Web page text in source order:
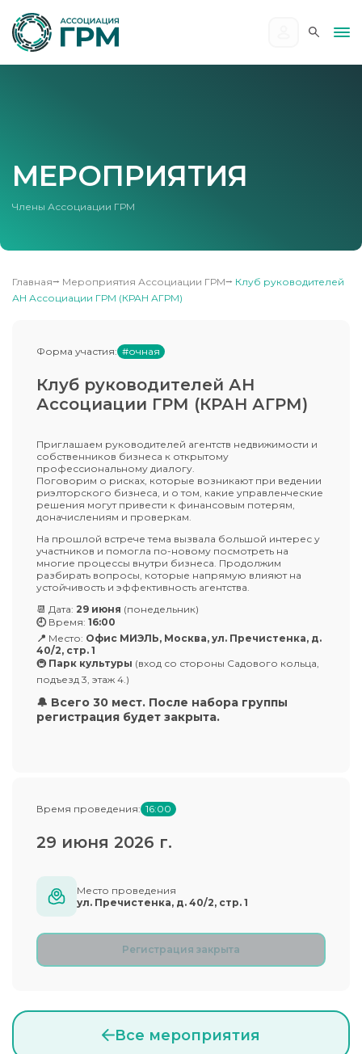
МЕРОПРИЯТИЯ
Члены Ассоциации ГРМ
Главная⭢ Мероприятия Ассоциации ГРМ⭢ Клуб руководителей
АН Ассоциации ГРМ (КРАН АГРМ)
Форма участия: #очная
Клуб руководителей АН
Ассоциации ГРМ (КРАН АГРМ)
Приглашаем руководителей агентств недвижимости и
собственников бизнеса к открытому
профессиональному диалогу.
Поговорим о рисках, которые возникают при ведении
риэлторского бизнеса, и о том, какие управленческие
решения могут привести к финансовым потерям,
доначислениям и проверкам.
На прошлой встрече тема вызвала большой интерес у
участников и помогла по-новому посмотреть на
многие процессы внутри бизнеса. Продолжим
разбирать вопросы, которые напрямую влияют на
устойчивость и эффективность агентства.
📆 Дата: 29 июня (понедельник)
🕘 Время: 16:00
📍 Место: Офис МИЭЛЬ, Москва, ул. Пречистенка, д.
40/2, стр. 1
🚇 Парк культуры (вход со стороны Садового кольца,
подъезд 3, этаж 4.)
🔔 Всего 30 мест. После набора группы
регистрация будет закрыта.
Время проведения: 16:00
29 июня 2026 г.
Место проведения
ул. Пречистенка, д. 40/2, стр. 1
Регистрация закрыта
Все мероприятия